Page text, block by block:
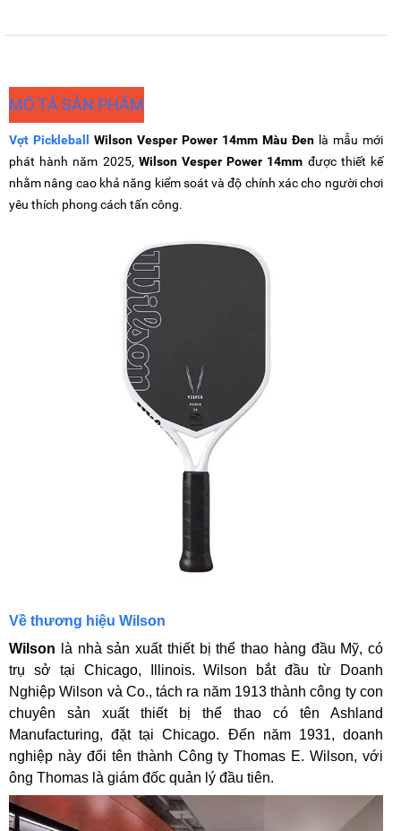
MÔ TẢ SẢN PHẨM
Vợt Pickleball Wilson Vesper Power 14mm Màu Đen là mẫu mới
phát hành năm 2025, Wilson Vesper Power 14mm được thiết kế
nhằm nâng cao khả năng kiểm soát và độ chính xác cho người chơi
yêu thích phong cách tấn công.
Về thương hiệu Wilson
Wilson là nhà sản xuất thiết bị thể thao hàng đầu Mỹ, có
trụ sở tại Chicago, Illinois. Wilson bắt đầu từ Doanh
Nghiệp Wilson và Co., tách ra năm 1913 thành công ty con
chuyên sản xuất thiết bị thể thao có tên Ashland
Manufacturing, đặt tại Chicago. Đến năm 1931, doanh
nghiệp này đổi tên thành Công ty Thomas E. Wilson, với
ông Thomas là giám đốc quản lý đầu tiên.